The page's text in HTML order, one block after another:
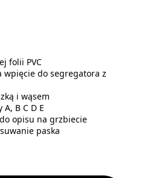
folii PVC
do segregatora z
i wąsem
B C D E
opisu na grzbiecie
paska